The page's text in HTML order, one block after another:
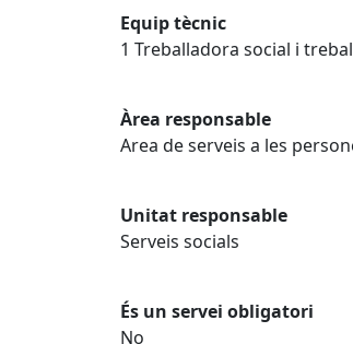
Equip tècnic
1 Treballadora social i
Àrea responsable
Area de serveis a les
Unitat responsable
Serveis socials
És un servei obligatori
No